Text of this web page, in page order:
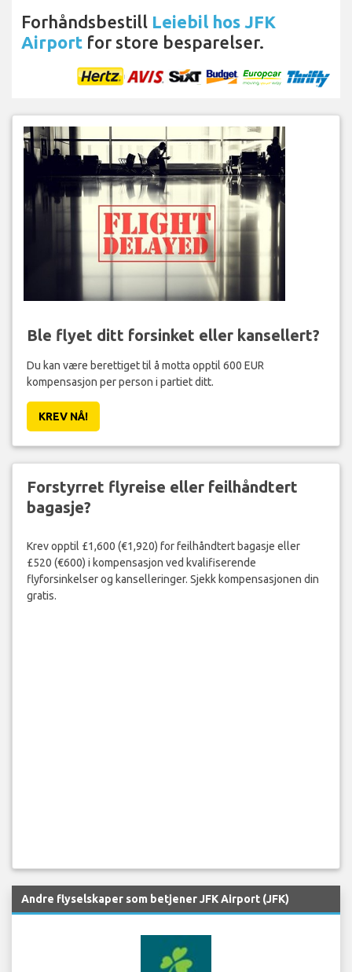
Forhåndsbestill Leiebil hos JFK
Airport for store besparelser.
Ble flyet ditt forsinket eller kansellert?
Du kan være berettiget til å motta opptil 600 EUR
kompensasjon per person i partiet ditt.
KREV NÅ!
Forstyrret flyreise eller feilhåndtert
bagasje?
Krev opptil £1,600 (€1,920) for feilhåndtert bagasje eller
£520 (€600) i kompensasjon ved kvalifiserende
flyforsinkelser og kanselleringer. Sjekk kompensasjonen din
gratis.
Andre flyselskaper som betjener JFK Airport (JFK)